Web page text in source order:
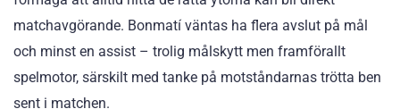
matchavgörande. Bonmatí väntas ha flera avslut på mål
och minst en assist – trolig målskytt men framförallt
spelmotor, särskilt med tanke på motståndarnas trötta ben
sent i matchen.